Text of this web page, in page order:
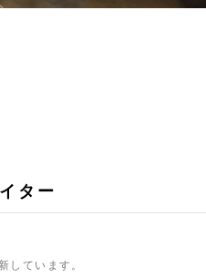
ター
しています。